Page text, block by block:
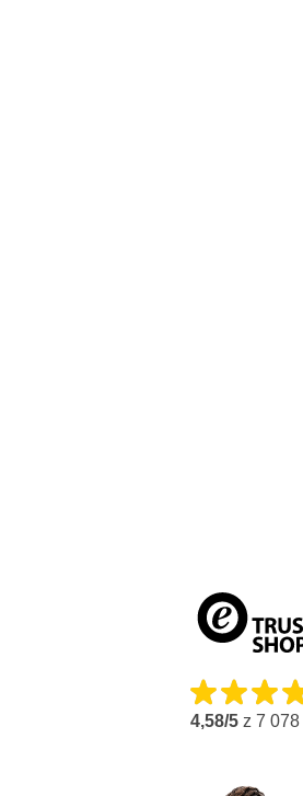
4,58/5 z 7 078